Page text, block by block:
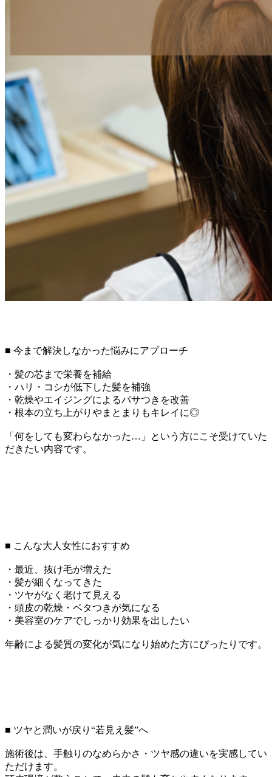
■ 今まで解決しなかった悩みにアプローチ
・髪の芯まで栄養を補給
・ハリ・コシが低下した髪を補強
・乾燥やエイジングによるパサつきを改善
・根本の立ち上がりやまとまりもキレイに◎
「何をしても変わらなかった…」という方にこそ受けていた
だきたい内容です。
■ こんな大人女性におすすめ
・最近、抜け毛が増えた
・髪が細くなってきた
・ツヤがなく老けて見える
・頭皮の乾燥・ベタつきが気になる
・美容室のケアでしっかり効果を出したい
年齢による髪質の変化が気になり始めた方にぴったりです。
■ ツヤと潤いが戻り“若見え髪”へ
施術後は、手触りのなめらかさ・ツヤ感の違いを実感してい
ただけます。